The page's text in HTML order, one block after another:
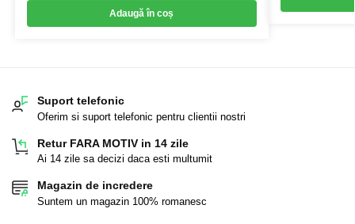
Adaugă în coș
Suport telefonic
Oferim si suport telefonic pentru clientii nostri
Retur FARA MOTIV in 14 zile
Ai 14 zile sa decizi daca esti multumit
Magazin de incredere
Suntem un magazin 100% romanesc